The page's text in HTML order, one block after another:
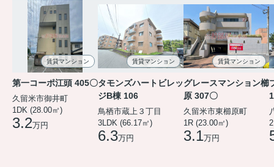
賃貸マンション
第一コーポ江頭 405〇
久留米市御井町
1DK (28.00㎡)
3.2万円
賃貸マンション
タモンズハートビレッ
ジB棟 106
鳥栖市蔵上３丁目
3LDK (66.17㎡)
6.3万円
賃貸マンション
グレースマンション櫛
原 307〇
久留米市東櫛原町
1R (23.00㎡)
3.1万円